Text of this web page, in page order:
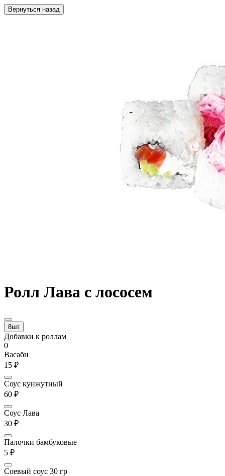
Вернуться назад
Ролл Лава с лососем
8шт
Добавки к роллам
0
Васаби
15 ₽
Соус кунжутный
60 ₽
Соус Лава
30 ₽
Палочки бамбуковые
5 ₽
Соевый соус 30 гр